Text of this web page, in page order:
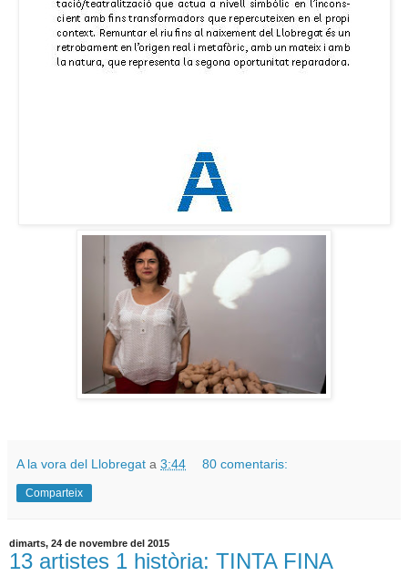
A la vora del Llobregat a 3:44 80 comentaris:
Comparteix
dimarts, 24 de novembre del 2015
13 artistes 1 història: TINTA FINA